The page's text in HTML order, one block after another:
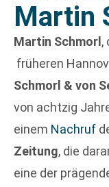
Martin
Martin Schmorl ,
früheren
Schmorl & von
von achtzig
einem Nachruf
Zeitung, die
eine der